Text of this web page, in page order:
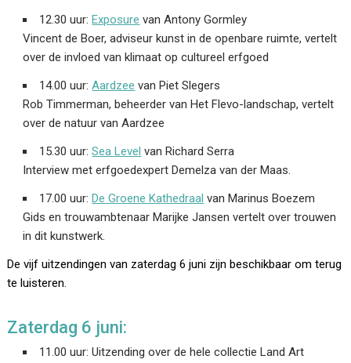
12.30 uur:Exposure van Antony Gormley
Vincent de Boer, adviseur kunst in de openbare ruimte, vertelt
over de invloed van klimaat op cultureel erfgoed
14.00 uur:Aardzee van Piet Slegers
Rob Timmerman, beheerder van Het Flevo-landschap, vertelt
over de natuur van Aardzee
15.30 uur:Sea Level van Richard Serra
Interview met erfgoedexpert Demelza van der Maas.
17.00 uur:De Groene Kathedraal van Marinus Boezem
Gids en trouwambtenaar Marijke Jansen vertelt over trouwen
in dit kunstwerk.
De vijf uitzendingen van zaterdag 6 juni zijn beschikbaar om terug
te luisteren.
Zaterdag 6 juni:
11.00 uur: Uitzending over de hele collectie Land Art